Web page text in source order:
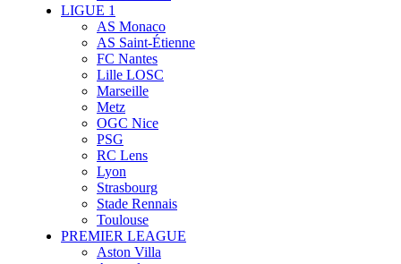
LIGUE 1
AS Monaco
AS Saint-Étienne
FC Nantes
Lille LOSC
Marseille
Metz
OGC Nice
PSG
RC Lens
Lyon
Strasbourg
Stade Rennais
Toulouse
PREMIER LEAGUE
Aston Villa